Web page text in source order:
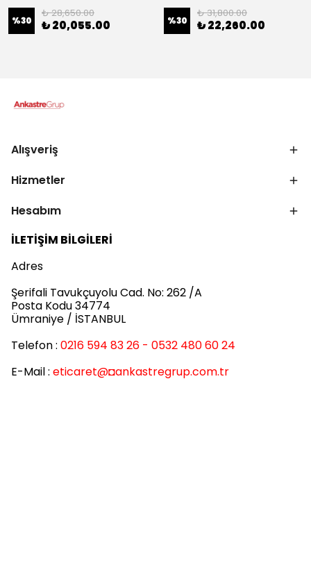
%30
₺ 28,650.00
₺ 20,055.00 %30
₺ 31,800.00
₺ 22,260.00
Alışveriş
Hizmetler
Hesabım
İLETİŞİM BİLGİLERİ
Adres
Şerifali Tavukçuyolu Cad. No: 262 /A
Posta Kodu 34774
Ümraniye / İSTANBUL
Telefon : 0216 594 83 26 - 0532 480 60 24
E-Mail : eticaret@◘ankastregrup.com.tr